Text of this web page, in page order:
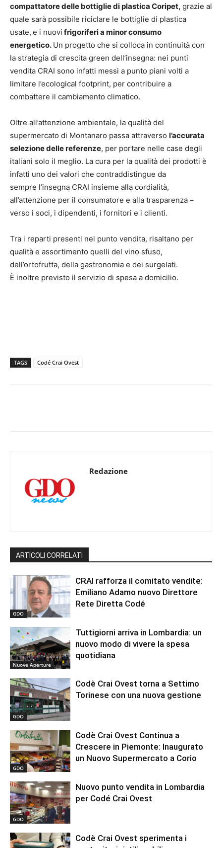
compattatore delle bottiglie di plastica Coripet, grazie al
quale sarà possibile riciclare le bottiglie di plastica
usate, e i nuovi frigoriferi a minor consumo
energetico. Un progetto che si colloca in continuità con
la strategia di crescita green dell’insegna: nei punti
vendita CRAI sono infatti messi a punto piani volti a
limitare l’ecological footprint, per contribuire a
combattere il cambiamento climatico.
Oltre all’attenzione ambientale, la qualità del
supermercato di Montanaro passa attraverso l’accurata
selezione delle referenze, per portare nelle case degli
italiani solo il meglio. La cura per la qualità dei prodotti è
infatti uno dei valori che contraddistingue da
sempre l’insegna CRAI insieme alla cordialità,
all’attenzione per il consumatore e alla trasparenza –
verso i soci, i dipendenti, i fornitori e i clienti.
Tra i reparti presenti nel punto vendita, risaltano per
qualità e assortimento quelli del vino sfuso,
dell’ortofrutta, della gastronomia e dei surgelati.
È inoltre previsto il servizio di spesa a domicilio.
TAGS Codé Crai Ovest
Redazione
ARTICOLI CORRELATI
GDO
CRAI rafforza il comitato vendite:
Emiliano Adamo nuovo Direttore
Rete Diretta Codé
Nuove Aperture
Tuttigiorni arriva in Lombardia: un
nuovo modo di vivere la spesa
quotidiana
GDO
Codè Crai Ovest torna a Settimo
Torinese con una nuova gestione
GDO
Codè Crai Ovest Continua a
Crescere in Piemonte: Inaugurato
un Nuovo Supermercato a Corio
GDO
Nuovo punto vendita in Lombardia
per Codé Crai Ovest
Codè Crai Ovest sperimenta i